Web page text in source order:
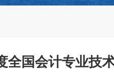
全国会计专业技